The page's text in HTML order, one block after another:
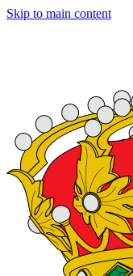
Skip to main content